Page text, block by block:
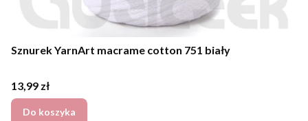
Sznurek YarnArt macrame cotton 751 biały
Cena
13,99 zł
Do koszyka